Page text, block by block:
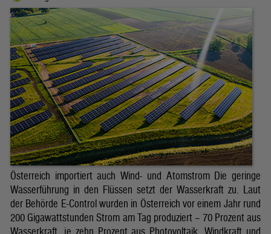
Österreich importiert auch Wind- und Atomstrom Die geringe
Wasserführung in den Flüssen setzt der Wasserkraft zu. Laut
der Behörde E-Control wurden in Österreich vor einem Jahr rund
200 Gigawattstunden Strom am Tag produziert – 70 Prozent aus
Wasserkraft, je zehn Prozent aus Photovoltaik, Windkraft und